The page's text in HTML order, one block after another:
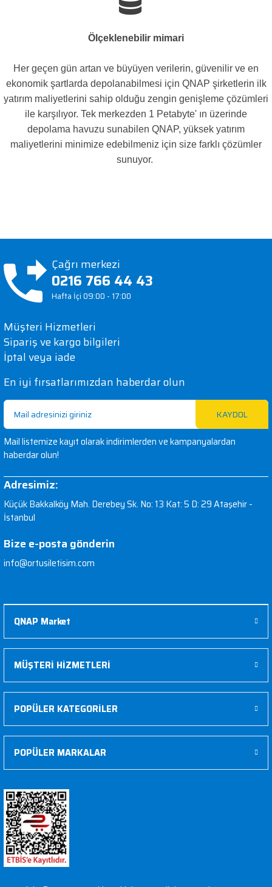
Ölçeklenebilir mimari
Her geçen gün artan ve büyüyen verilerin, güvenilir ve en
ekonomik şartlarda depolanabilmesi için QNAP şirketlerin ilk
yatırım maliyetlerini sahip olduğu zengin genişleme çözümleri
ile karşılıyor. Tek merkezden 1 Petabyte' ın üzerinde
depolama havuzu sunabilen QNAP, yüksek yatırım
maliyetlerini minimize edebilmeniz için size farklı çözümler
sunuyor.
Çağrı merkezi
0216 766 44 43
Hafta İçi 09:00 - 17:00
Müşteri Hizmetleri
Sipariş ve kargo bilgileri
İptal veya iade
En iyi fırsatlarımızdan haberdar olun
KAYDOL
Mail listemize kayıt olarak indirimlerden ve kampanyalardan
haberdar olun!
Adresimiz:
Küçük Bakkalköy Mah. Derebey Sk. No: 13 Kat: 5 D: 29 Ataşehir -
İstanbul
Bize e-posta gönderin
info@ortusiletisim.com
QNAP Market
MÜŞTERİ HİZMETLERİ
POPÜLER KATEGORİLER
POPÜLER MARKALAR